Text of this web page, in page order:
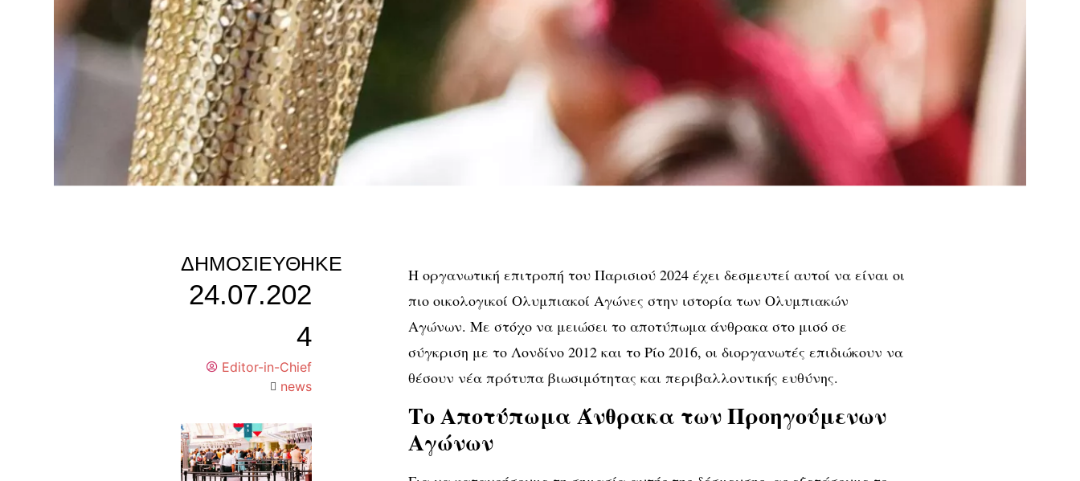
ΔΗΜΟΣΙΕΎΘΗΚΕ
24.07.202
4
Editor-in-Chief
news
Η οργανωτική επιτροπή του Παρισιού 2024 έχει δεσμευτεί αυτοί να είναι οι
πιο οικολογικοί Ολυμπιακοί Αγώνες στην ιστορία των Ολυμπιακών
Αγώνων. Με στόχο να μειώσει το αποτύπωμα άνθρακα στο μισό σε
σύγκριση με το Λονδίνο 2012 και το Ρίο 2016, οι διοργανωτές επιδιώκουν να
θέσουν νέα πρότυπα βιωσιμότητας και περιβαλλοντικής ευθύνης.
Το Αποτύπωμα Άνθρακα των Προηγούμενων
Αγώνων